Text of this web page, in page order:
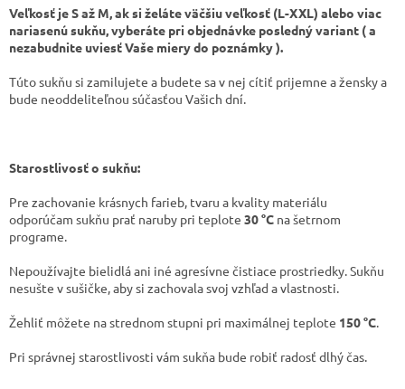
Veľkosť je S až M, ak si želáte väčšiu veľkosť (L-XXL) alebo viac
nariasenú sukňu, vyberáte pri objednávke posledný variant ( a
nezabudnite uviesť Vaše miery do poznámky ).
Túto sukňu si zamilujete a budete sa v nej cítiť prijemne a žensky a
bude neoddeliteľnou súčasťou Vašich dní.
Starostlivosť o sukňu:
Pre zachovanie krásnych farieb, tvaru a kvality materiálu
odporúčam sukňu prať naruby pri teplote 30 °C na šetrnom
programe.
Nepoužívajte bielidlá ani iné agresívne čistiace prostriedky. Sukňu
nesušte v sušičke, aby si zachovala svoj vzhľad a vlastnosti.
Žehliť môžete na strednom stupni pri maximálnej teplote 150 °C.
Pri správnej starostlivosti vám sukňa bude robiť radosť dlhý čas.